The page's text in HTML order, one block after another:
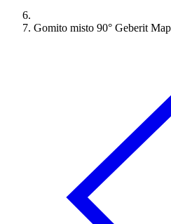
Gomito misto 90° Geberit